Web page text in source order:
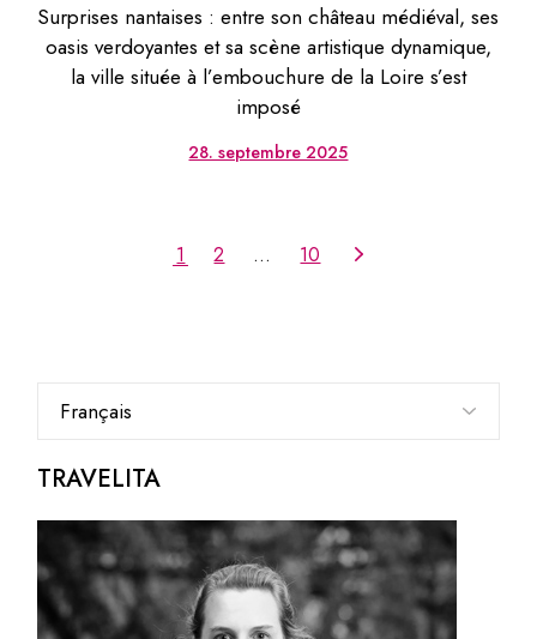
Surprises nantaises : entre son château médiéval, ses
oasis verdoyantes et sa scène artistique dynamique,
la ville située à l’embouchure de la Loire s’est
imposé
28. septembre 2025
1 2 … 10
une
TRAVELITA